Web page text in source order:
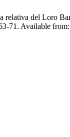
del Loro
71. Available from: